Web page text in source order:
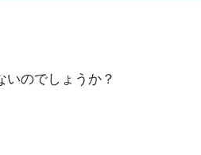
いのでしょうか？